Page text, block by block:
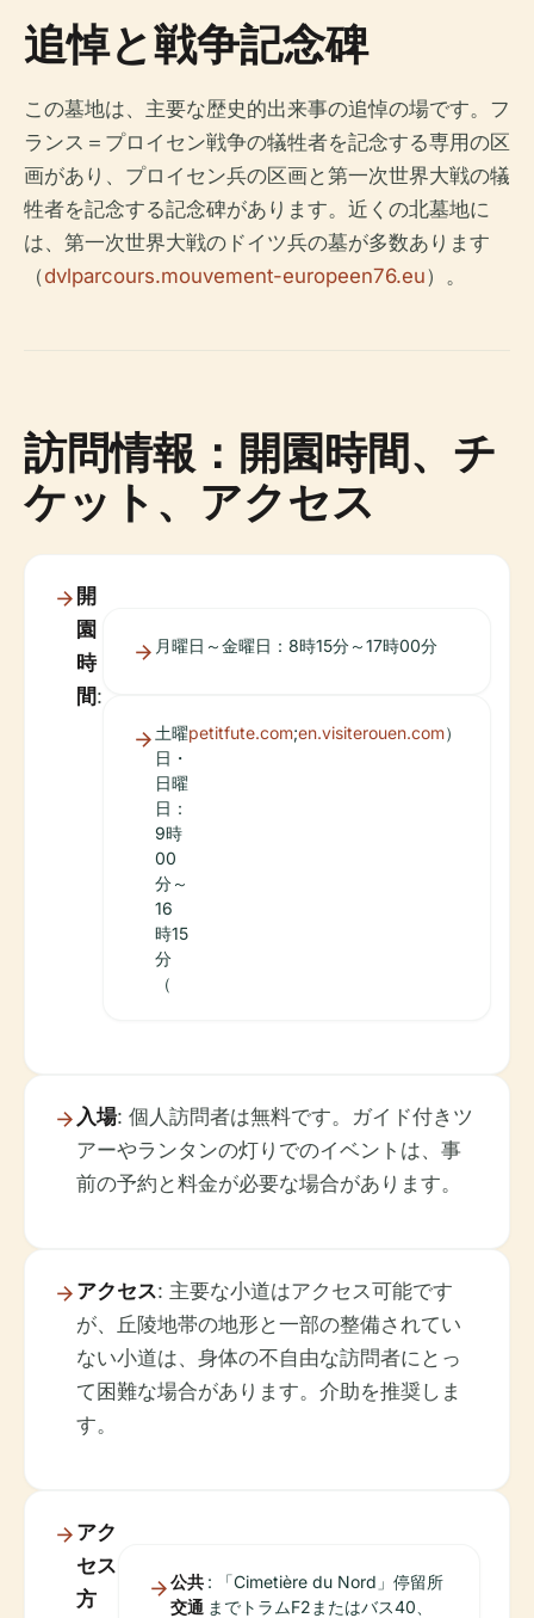
追悼と戦争記念碑
この墓地は、主要な歴史的出来事の追悼の場です。フ
ランス＝プロイセン戦争の犠牲者を記念する専用の区
画があり、プロイセン兵の区画と第一次世界大戦の犠
牲者を記念する記念碑があります。近くの北墓地に
は、第一次世界大戦のドイツ兵の墓が多数あります
（dvlparcours.mouvement-europeen76.eu）。
訪問情報：開園時間、チ
ケット、アクセス
開
園
時
間:
月曜日～金曜日：8時15分～17時00分
土曜
日・
日曜
日：
9時
00
分～
16
時15
分
（
petitfute.com;en.visiterouen.com）
入場: 個人訪問者は無料です。ガイド付きツ
アーやランタンの灯りでのイベントは、事
前の予約と料金が必要な場合があります。
アクセス: 主要な小道はアクセス可能です
が、丘陵地帯の地形と一部の整備されてい
ない小道は、身体の不自由な訪問者にとっ
て困難な場合があります。介助を推奨しま
す。
アク
セス
方
公共
交通
: 「Cimetière du Nord」停留所
までトラムF2またはバス40、